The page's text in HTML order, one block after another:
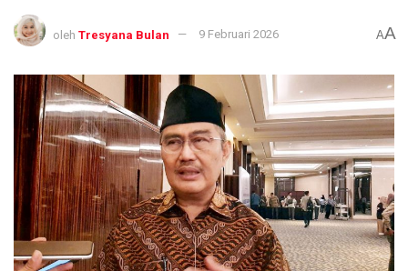
oleh Tresyana Bulan 9 Februari 2026 AA